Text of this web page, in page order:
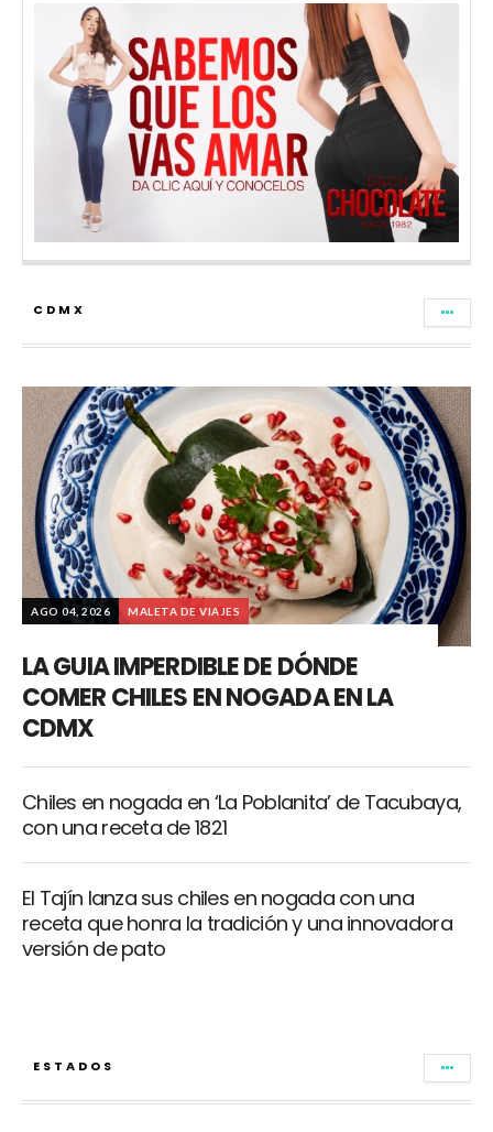
CDMX
AGO 04, 2026 MALETA DE VIAJES
LA GUIA IMPERDIBLE DE DÓNDE
COMER CHILES EN NOGADA EN LA
CDMX
Chiles en nogada en ‘La Poblanita’ de Tacubaya,
con una receta de 1821
El Tajín lanza sus chiles en nogada con una
receta que honra la tradición y una innovadora
versión de pato
ESTADOS